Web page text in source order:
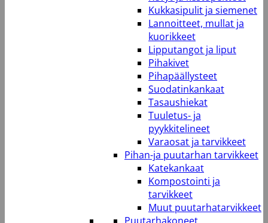
Kukkasipulit ja siemenet
Lannoitteet, mullat ja
kuorikkeet
Lipputangot ja liput
Pihakivet
Pihapäällysteet
Suodatinkankaat
Tasaushiekat
Tuuletus- ja
pyykkitelineet
Varaosat ja tarvikkeet
Pihan-ja puutarhan tarvikkeet
Katekankaat
Kompostointi ja
tarvikkeet
Muut puutarhatarvikkeet